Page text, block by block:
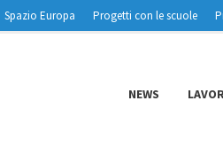
Spazio Europa Progetti con le scuole
NEWS